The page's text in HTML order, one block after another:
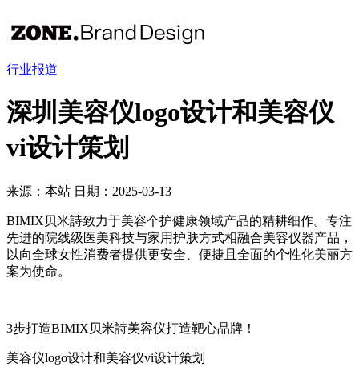
行业报道
深圳美容仪logo设计和美容仪
vi设计策划
来源：本站 日期：2025-03-13
BIMIX贝米詩致力于美容个护健康领域产品的精耕细作。专注
先进的院线级医美科技与家用护肤方式相融合美容仪器产品，
以向全球女性消费者提供更安全、便捷且全面的个性化美丽方
案为使命。
3步打造BIMIX贝米詩美容仪打造靶心品牌！
美容仪logo设计和美容仪vi设计策划